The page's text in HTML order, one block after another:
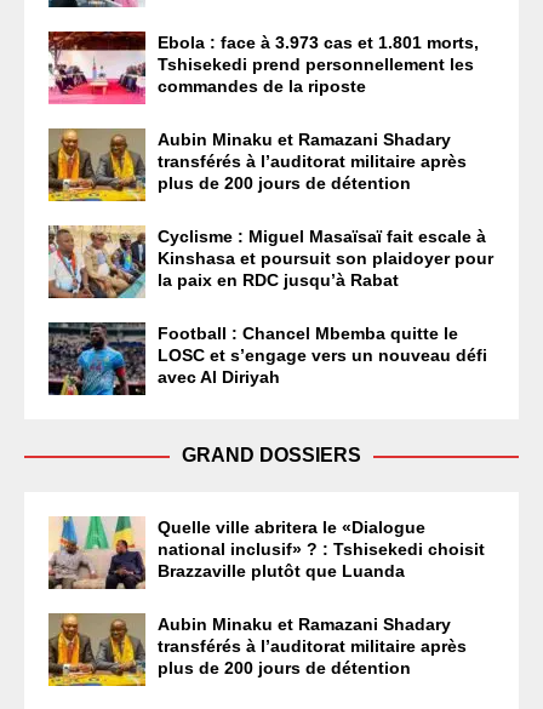
Ebola : face à 3.973 cas et 1.801 morts,
Tshisekedi prend personnellement les
commandes de la riposte
Aubin Minaku et Ramazani Shadary
transférés à l’auditorat militaire après
plus de 200 jours de détention
Cyclisme : Miguel Masaïsaï fait escale à
Kinshasa et poursuit son plaidoyer pour
la paix en RDC jusqu’à Rabat
Football : Chancel Mbemba quitte le
LOSC et s’engage vers un nouveau défi
avec Al Diriyah
GRAND DOSSIERS
Quelle ville abritera le «Dialogue
national inclusif» ? : Tshisekedi choisit
Brazzaville plutôt que Luanda
Aubin Minaku et Ramazani Shadary
transférés à l’auditorat militaire après
plus de 200 jours de détention